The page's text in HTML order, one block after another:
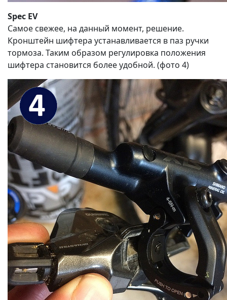
Spec EV
Самое свежее, на данный момент, решение.
Кронштейн шифтера устанавливается в паз ручки
тормоза. Таким образом регулировка положения
шифтера становится более удобной. (фото 4)